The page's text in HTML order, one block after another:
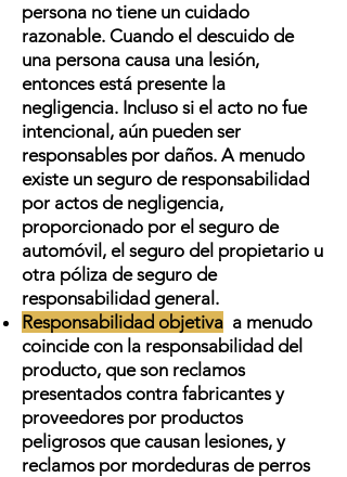
persona no tiene un cuidado
razonable. Cuando el descuido de
una persona causa una lesión,
entonces está presente la
negligencia. Incluso si el acto no fue
intencional, aún pueden ser
responsables por daños. A menudo
existe un seguro de responsabilidad
por actos de negligencia,
proporcionado por el seguro de
automóvil, el seguro del propietario u
otra póliza de seguro de
responsabilidad general.
Responsabilidad objetiva a menudo
coincide con la responsabilidad del
producto, que son reclamos
presentados contra fabricantes y
proveedores por productos
peligrosos que causan lesiones, y
reclamos por mordeduras de perros